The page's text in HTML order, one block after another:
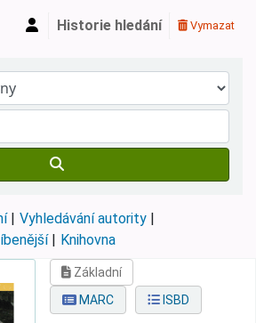
Historie hledání Vymazat
Vyhledávání autority
Knihovna
Základní
MARC
ISBD